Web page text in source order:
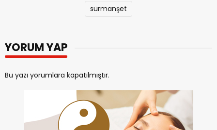
sürmanşet
YORUM YAP
Bu yazı yorumlara kapatılmıştır.